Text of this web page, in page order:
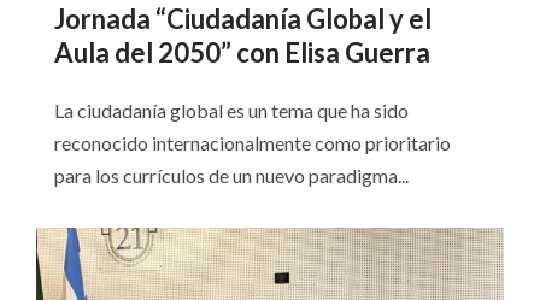
Jornada “Ciudadanía Global y el
Aula del 2050” con Elisa Guerra
La ciudadanía global es un tema que ha sido
reconocido internacionalmente como prioritario
para los currículos de un nuevo paradigma...